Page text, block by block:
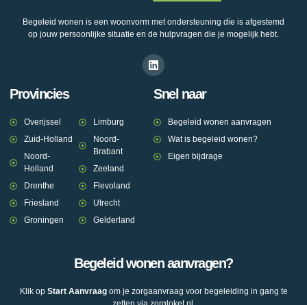
Begeleid wonen is een woonvorm met ondersteuning die is afgestemd
op jouw persoonlijke situatie en de hulpvragen die je mogelijk hebt.
Provincies
Overijssel
Zuid-Holland
Noord-
Holland
Drenthe
Friesland
Groningen
Limburg
Noord-
Brabant
Zeeland
Flevoland
Utrecht
Gelderland
Snel naar
Begeleid wonen aanvragen
Wat is begeleid wonen?
Eigen bijdrage
Begeleid wonen aanvragen?
Klik op Start Aanvraagom je zorgaanvraag voor begeleiding in gang te